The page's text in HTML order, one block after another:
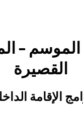
الموسم –
القصيرة
الإقامة